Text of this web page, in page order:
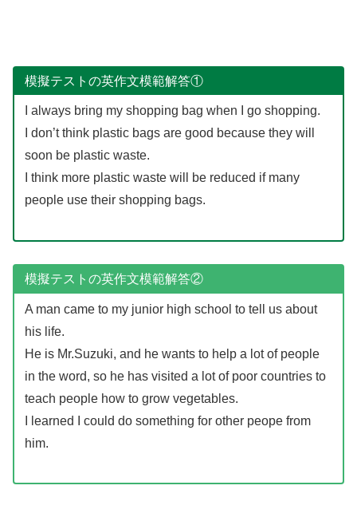
模擬テストの英作文模範解答①
I always bring my shopping bag when I go shopping.
I don’t think plastic bags are good because they will
soon be plastic waste.
I think more plastic waste will be reduced if many
people use their shopping bags.
模擬テストの英作文模範解答②
A man came to my junior high school to tell us about
his life.
He is Mr.Suzuki, and he wants to help a lot of people
in the word, so he has visited a lot of poor countries to
teach people how to grow vegetables.
I learned I could do something for other peope from
him.